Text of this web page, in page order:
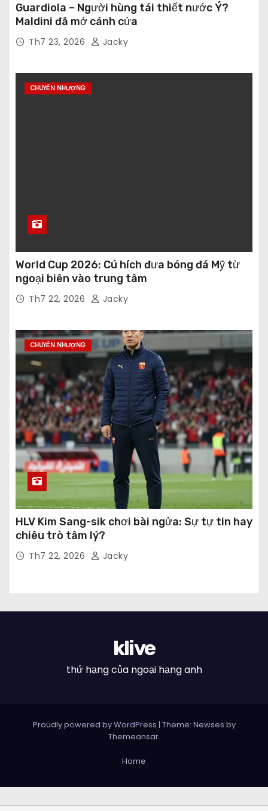
Guardiola – Người hùng tái thiết nước Ý?
Maldini đã mở cánh cửa
Th7 23, 2026 Jacky
CHUYỂN NHƯỢNG
World Cup 2026: Cú hích đưa bóng đá Mỹ từ
ngoại biên vào trung tâm
Th7 22, 2026 Jacky
CHUYỂN NHƯỢNG
HLV Kim Sang-sik chơi bài ngửa: Sự tự tin hay
chiêu trò tâm lý?
Th7 22, 2026 Jacky
klive
thứ hạng của ngoại hạng anh
Proudly powered by WordPress | Theme: Newses by
Themeansar.
Home